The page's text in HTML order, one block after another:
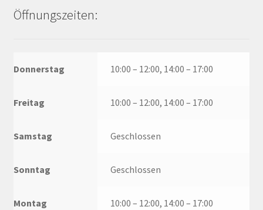
Öffnungszeiten:
Donnerstag 10:00 – 12:00, 14:00 – 17:00
Freitag 10:00 – 12:00, 14:00 – 17:00
Samstag Geschlossen
Sonntag Geschlossen
Montag 10:00 – 12:00, 14:00 – 17:00